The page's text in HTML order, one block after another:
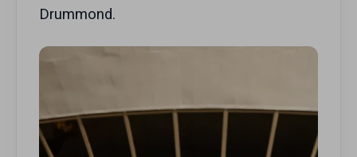
Drummond.